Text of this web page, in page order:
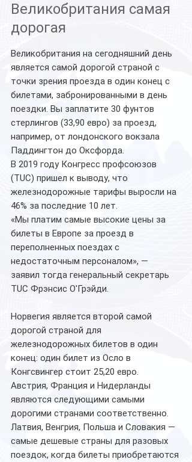
Великобритания самая
дорогая
Великобритания на сегодняшний день
является самой дорогой страной с
точки зрения проезда в один конец с
билетами, забронированными в день
поездки. Вы заплатите 30 фунтов
стерлингов (33,90 евро) за проезд,
например, от лондонского вокзала
Паддингтон до Оксфорда.
В 2019 году Конгресс профсоюзов
(TUC) пришел к выводу, что
железнодорожные тарифы выросли на
46% за последние 10 лет.
«Мы платим самые высокие цены за
билеты в Европе за проезд в
переполненных поездах с
недостаточным персоналом», —
заявил тогда генеральный секретарь
TUC Фрэнсис О'Грэйди.
Норвегия является второй самой
дорогой страной для
железнодорожных билетов в один
конец: один билет из Осло в
Конгсвингер стоит 25,20 евро.
Австрия, Франция и Нидерланды
являются следующими самыми
дорогими странами соответственно.
Латвия, Венгрия, Польша и Словакия —
самые дешевые страны для разовых
поездок, когда билеты приобретаются